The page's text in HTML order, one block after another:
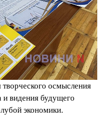
осмысления
и видения будущего
экономики.